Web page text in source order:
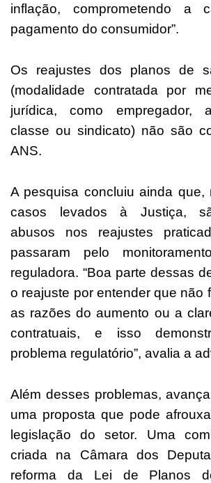
inflação, comprometendo a
pagamento do consumidor”.
Os reajustes dos planos de
(modalidade contratada por
jurídica, como empregador,
classe ou sindicato) não são
ANS.
A pesquisa concluiu ainda que,
casos levados à Justiça,
abusos nos reajustes
passaram pelo
reguladora. “Boa parte dessas
o reajuste por entender que não
as razões do aumento ou a
contratuais, e isso
problema regulatório”, avalia a
Além desses problemas,
uma proposta que pode
legislação do setor. Uma
criada na Câmara dos
reforma da Lei de Planos